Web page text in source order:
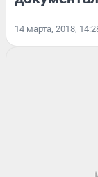
14 марта, 2018,